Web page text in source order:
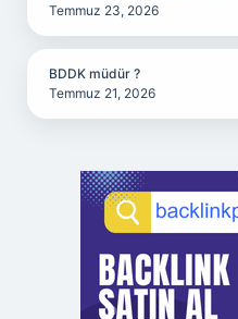
Temmuz 23, 2026
BDDK müdür ?
Temmuz 21, 2026